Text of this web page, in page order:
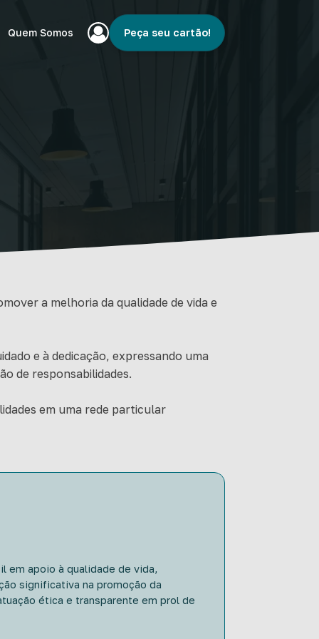
Quem Somos Peça seu cartão!
a melhoria da qualidade de vida e
e à dedicação, expressando uma
de responsabilidades.
em uma rede particular
em apoio à qualidade de vida,
significativa na promoção da
ética e transparente em prol de